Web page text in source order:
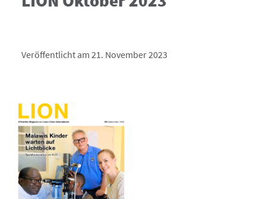
Veröffentlicht am 21. November 2023